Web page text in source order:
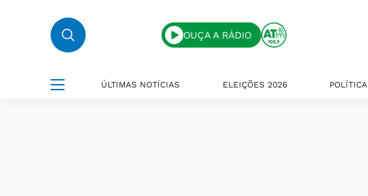
OUÇA A RÁDIO
ÚLTIMAS NOTÍCIAS ELEIÇÕES 2026 POLÍTICA